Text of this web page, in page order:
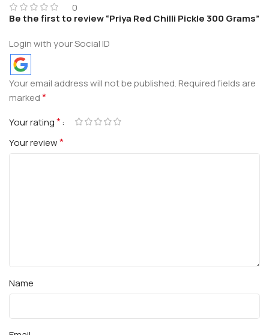
0
Be the first to review “Priya Red Chilli Pickle 300 Grams”
Login with your Social ID
Your email address will not be published.Required fields are
marked*
Your rating*
Your review*
Name